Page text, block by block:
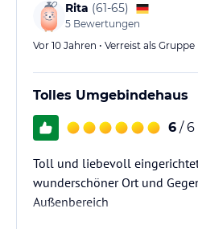
Rita (61-65)
5 Bewertungen
Vor 10 Jahren • Verreist als
Tolles Umgebindehaus
6 / 6
Toll und liebevoll
wunderschöner Ort und
Außenbereich